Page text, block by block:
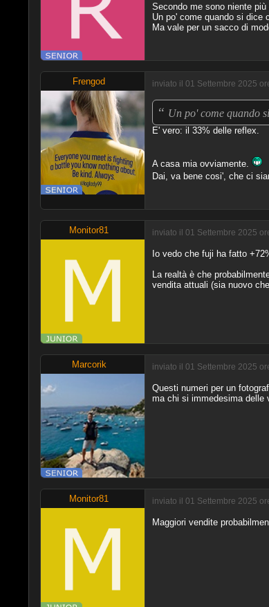
Secondo me sono niente
Un po' come quando si dice
Ma vale per un sacco di
Frengod inviato il 01 Settembre 2025
“ Un po' come quando
E' vero: il 33% delle reflex.
A casa mia ovviamente.
Dai, va bene cosi', che ci
Monitor81 inviato il 01 Settembre 2025
Io vedo che fuji ha fatto
La realtà è che
vendita attuali (sia nuovo
Marcorik inviato il 01 Settembre 2025
Questi numeri per un
ma chi si immedesima delle
Monitor81 inviato il 01 Settembre 2025
Maggiori vendite